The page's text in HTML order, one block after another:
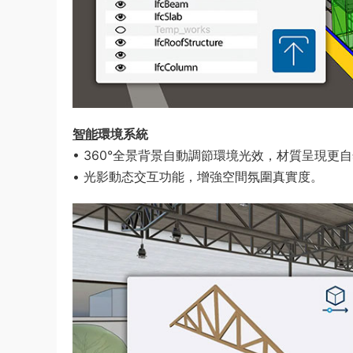
​智能環境系統​
• 360°全景背景自動調節環境光效，材質呈現更
• 光影動态交互功能，增強空間氛圍真實度。